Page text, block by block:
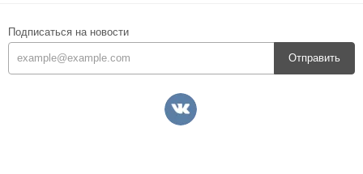
Подписаться на новости
Отправить